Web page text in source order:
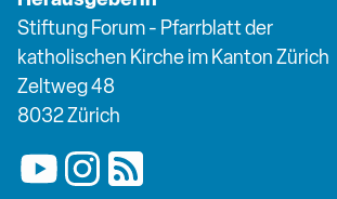
Stiftung Forum - Pfarrblatt der
katholischen Kirche im Kanton Zürich
Zeltweg 48
8032 Zürich